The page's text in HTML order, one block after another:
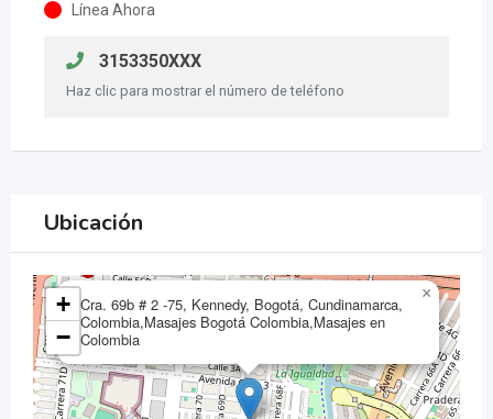
Línea Ahora
3153350XXX
Haz clic para mostrar el número de teléfono
Ubicación
Cra. 69b # 2 -75, Kennedy, Bogotá, Cundinamarca,
Colombia,Masajes Bogotá Colombia,Masajes en
Colombia
×
+
−